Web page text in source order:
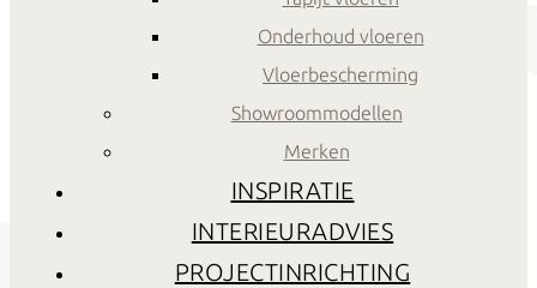
Onderhoud vloeren
Vloerbescherming
Showroommodellen
Merken
INSPIRATIE
INTERIEURADVIES
PROJECTINRICHTING